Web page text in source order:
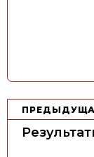
Н